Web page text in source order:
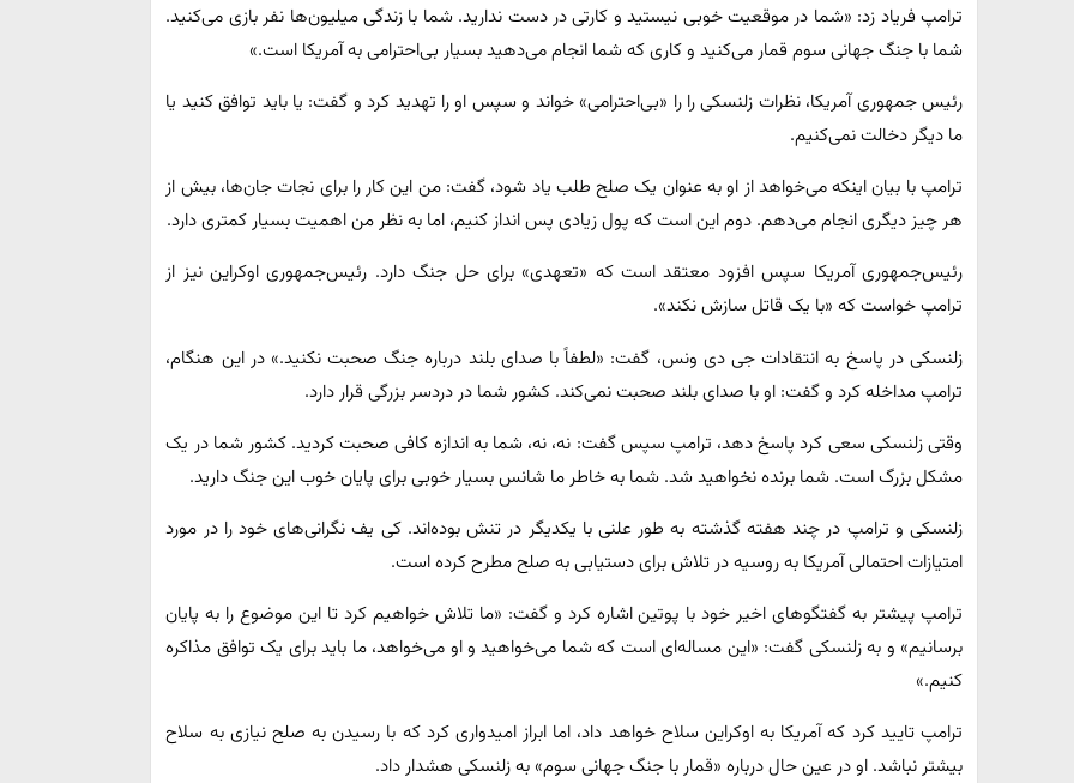
ترامپ فریاد زد: «شما در موقعیت خوبی نیستید و کارتی در دست ندارید. شما با زندگی میلیون‌ها نفر بازی می‌کنید.
شما با جنگ جهانی سوم قمار می‌کنید و کاری که شما انجام می‌دهید بسیار بی‌احترامی به آمریکا است.»
رئیس جمهوری آمریکا، نظرات زلنسکی را را «بی‌احترامی» خواند و سپس او را تهدید کرد و گفت: یا باید توافق کنید یا
ما دیگر دخالت نمی‌کنیم.
ترامپ با بیان اینکه می‌خواهد از او به عنوان یک صلح طلب یاد شود، گفت: من این کار را برای نجات جان‌ها، بیش از
هر چیز دیگری انجام می‌دهم. دوم این است که پول زیادی پس انداز کنیم، اما به نظر من اهمیت بسیار کمتری دارد.
رئیس‌جمهوری آمریکا سپس افزود معتقد است که «تعهدی» برای حل جنگ دارد. رئیس‌جمهوری اوکراین نیز از
ترامپ خواست که «با یک قاتل سازش نکند».
زلنسکی در پاسخ به انتقادات جی دی ونس، گفت: «لطفاً با صدای بلند درباره جنگ صحبت نکنید.» در این هنگام،
ترامپ مداخله کرد و گفت: او با صدای بلند صحبت نمی‌کند. کشور شما در دردسر بزرگی قرار دارد.
وقتی زلنسکی سعی کرد پاسخ دهد، ترامپ سپس گفت: نه، نه، شما به اندازه کافی صحبت کردید. کشور شما در یک
مشکل بزرگ است. شما برنده نخواهید شد. شما به خاطر ما شانس بسیار خوبی برای پایان خوب این جنگ دارید.
زلنسکی و ترامپ در چند هفته گذشته به طور علنی با یکدیگر در تنش بوده‌اند. کی یف نگرانی‌های خود را در مورد
امتیازات احتمالی آمریکا به روسیه در تلاش برای دستیابی به صلح مطرح کرده است.
ترامپ پیشتر به گفتگوهای اخیر خود با پوتین اشاره کرد و گفت: «ما تلاش خواهیم کرد تا این موضوع را به پایان
برسانیم» و به زلنسکی گفت: «این مساله‌ای است که شما می‌خواهید و او می‌خواهد، ما باید برای یک توافق مذاکره
کنیم.»
ترامپ تایید کرد که آمریکا به اوکراین سلاح خواهد داد، اما ابراز امیدواری کرد که با رسیدن به صلح نیازی به سلاح
بیشتر نباشد. او در عین حال درباره «قمار با جنگ جهانی سوم» به زلنسکی هشدار داد.